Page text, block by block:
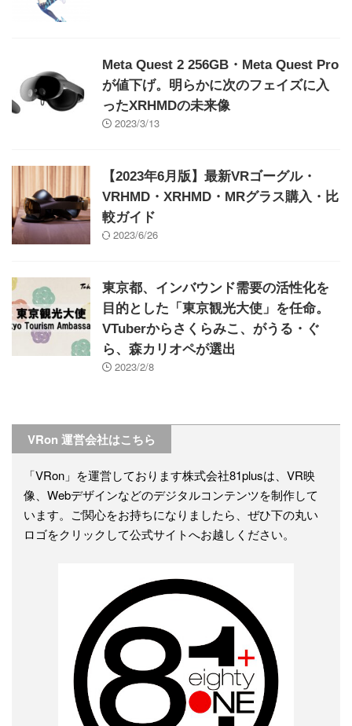
Meta Quest 2 256GB・Meta Quest Pro
が値下げ。明らかに次のフェイズに入
ったXRHMDの未来像
2023/3/13
【2023年6月版】最新VRゴーグル・
VRHMD・XRHMD・MRグラス購入・比
較ガイド
2023/6/26
東京都、インバウンド需要の活性化を
目的とした「東京観光大使」を任命。
VTuberからさくらみこ、がうる・ぐ
ら、森カリオペが選出
2023/2/8
VRon 運営会社はこちら
「VRon」を運営しております株式会社81plusは、VR映
像、Webデザインなどのデジタルコンテンツを制作して
います。ご関心をお持ちになりましたら、ぜひ下の丸い
ロゴをクリックして公式サイトへお越しください。